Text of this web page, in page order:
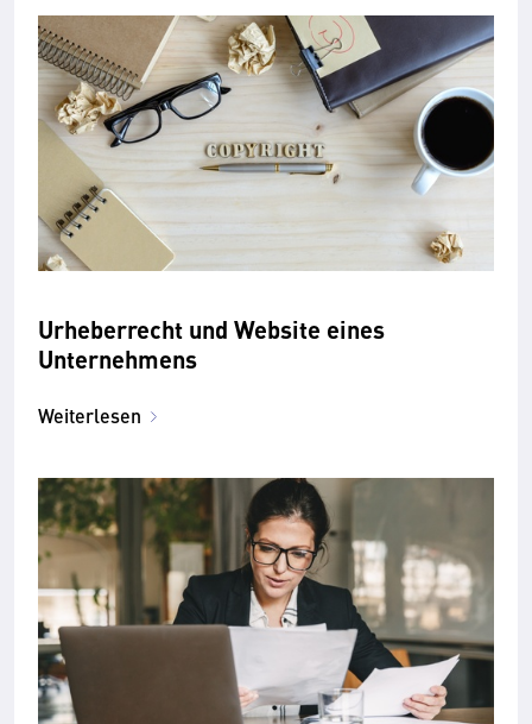
Urheberrecht und Website eines
Unternehmens
Weiterlesen